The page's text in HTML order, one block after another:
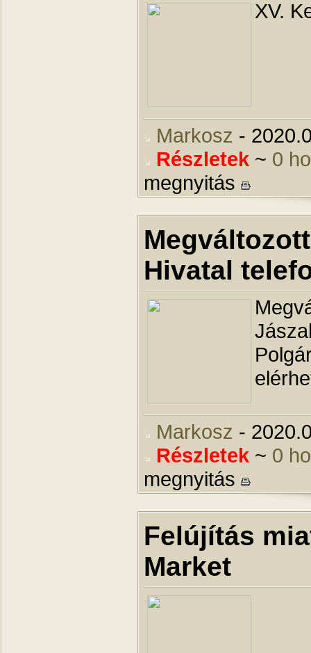
XV.
Markosz -
Részletek ~ 0
megnyitás
Hivatal
Markosz -
Részletek ~ 0
megnyitás
Felújítás
Market